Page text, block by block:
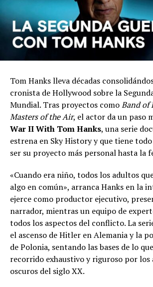
Tom Hanks lleva décadas
cronista de Hollywood sobre la
Mundial. Tras proyectos comoBand of
Masters of the Air, el actor da un paso
War II With Tom Hanks, una serie
estrena en Sky History y que tiene
ser su proyecto más personal hasta la
«Cuando era niño, todos los adultos
algo en común», arranca Hanks en la
ejerce como productor ejecutivo,
narrador, mientras un equipo de
todos los aspectos del conflicto. La
el ascenso de Hitler en Alemania y la
de Polonia, sentando las bases de lo
recorrido exhaustivo y riguroso por los
oscuros del siglo XX.